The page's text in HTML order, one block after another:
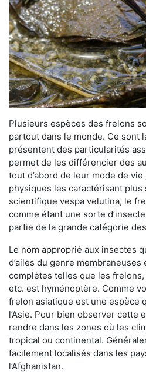
Plusieurs espèces des frelons
partout dans le monde. Ce sont
présentent des particularités
permet de les différencier des
tout d’abord de leur mode de
physiques les caractérisant plus
scientifique vespa velutina, le
comme étant une sorte
partie de la grande catégorie
Le nom approprié aux insectes
d’ailes du genre membraneuses
complètes telles que les
etc. est hyménoptère. Comme
frelon asiatique est une espèce
l’Asie. Pour bien observer cette
rendre dans les zones où les
tropical ou continental.
facilement localisés dans les
l’Afghanistan.